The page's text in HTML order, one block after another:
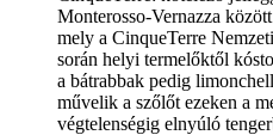
Monterosso-Vernazza
mely a CinqueTerre
során helyi termelőktől
a bátrabbak pedig
művelik a szőlőt ezeken a
végtelenségig elnyúló